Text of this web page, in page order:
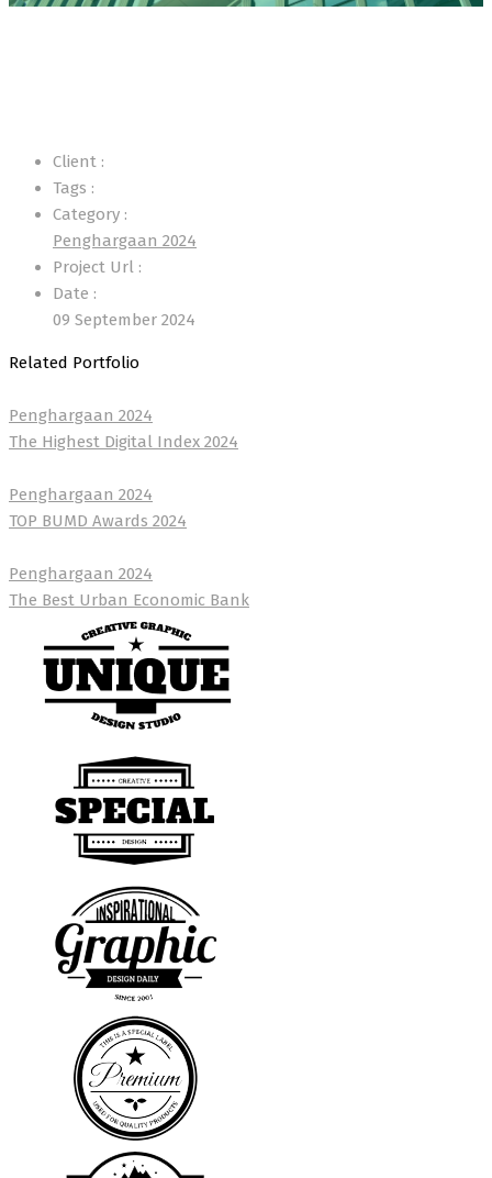
Client :
Tags :
Category :
Penghargaan 2024
Project Url :
Date :
09 September 2024
Related Portfolio
Penghargaan 2024
The Highest Digital Index 2024
Penghargaan 2024
TOP BUMD Awards 2024
Penghargaan 2024
The Best Urban Economic Bank